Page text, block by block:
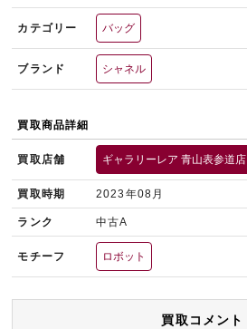
カテゴリー バッグ
ブランド シャネル
買取商品詳細
買取店舗 ギャラリーレア 青山表参道店
買取時期 2023年08月
ランク 中古A
モチーフ ロボット
買取コメント